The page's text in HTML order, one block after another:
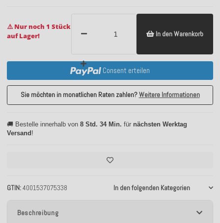
GTIN 4001537075338 In den folgenden Kategorien
⚠️ Nur noch 1 Stück
auf Lager!
In den Warenkorb
Consent erteilen
Sie möchten in monatlichen Raten zahlen?Weitere Informationen
🚚 Bestelle innerhalb von 8 Std. 34 Min. für nächsten Werktag
Versand !
Beschreibung